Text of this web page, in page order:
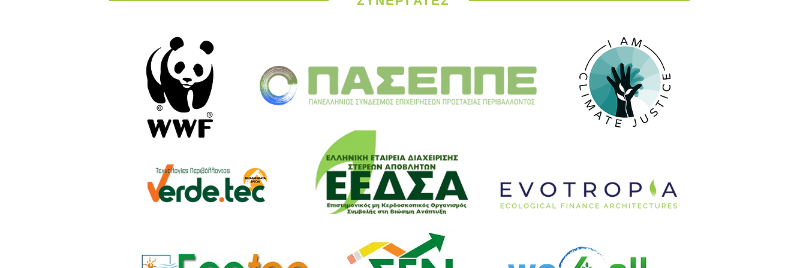
Ευρώπη